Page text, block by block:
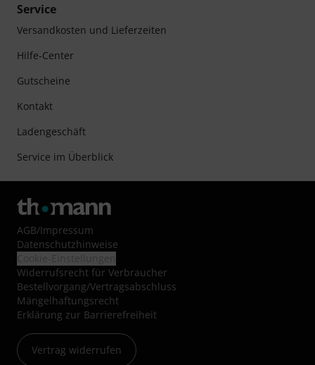
Service
Versandkosten und Lieferzeiten
Hilfe-Center
Gutscheine
Kontakt
Ladengeschäft
Service im Überblick
AGB/Impressum
Datenschutzhinweise
Widerrufsrecht für Verbraucher
Bestellvorgang/Vertragsabschluss
Mängelhaftungsrecht
Erklärung zur Barrierefreiheit
Vertrag widerrufen